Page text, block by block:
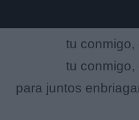
tu conmigo,
tu conmigo,
para juntos